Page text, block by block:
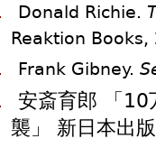
Donald Richie.
Reaktion
Frank Gibney.
安斎育郎 「10
襲」 新日本出